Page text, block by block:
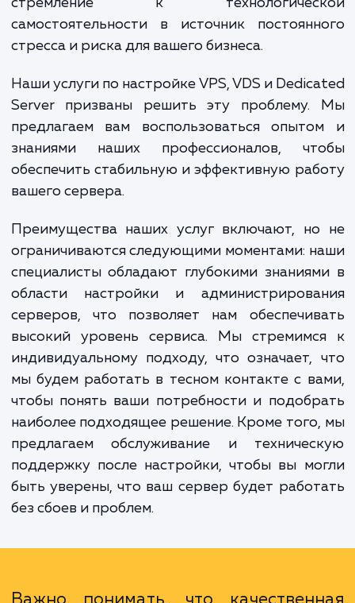
управлять такими серверами.
конфигурации и
возможные ошибки и
безопасностью могут превратить
стремление к
самостоятельности в источник
стресса и риска для вашего бизнеса.
Наши услуги по настройке VPS, VDS и
предлагаем вам воспользоваться
знаниями наших профессионалов,
обеспечить стабильную и эффективную
вашего сервера.
Преимущества наших услуг включают,
ограничиваются следующими моментами:
специалисты обладают глубокими
области настройки и
серверов, что позволяет нам
высокий уровень сервиса. Мы
индивидуальному подходу, что означает,
чтобы понять ваши потребности и
предлагаем обслуживание и